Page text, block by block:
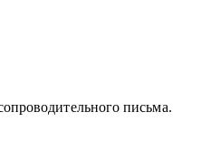
письма.